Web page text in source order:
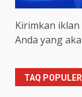
Kirimkan
Anda yang
TAQ POPULER